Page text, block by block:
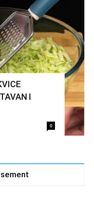
I
0